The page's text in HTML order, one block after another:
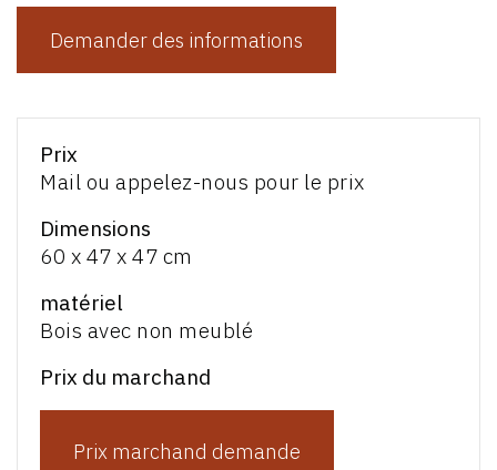
Demander des informations
Prix
Mail ou appelez-nous pour le prix
Dimensions
60 x 47 x 47 cm
matériel
Bois avec non meublé
Prix du marchand
Prix marchand demande